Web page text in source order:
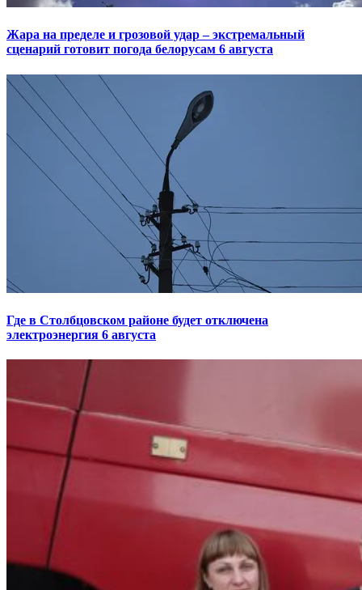
Жара на пределе и грозовой удар – экстремальный
сценарий готовит погода белорусам 6 августа
Где в Столбцовском районе будет отключена
электроэнергия 6 августа